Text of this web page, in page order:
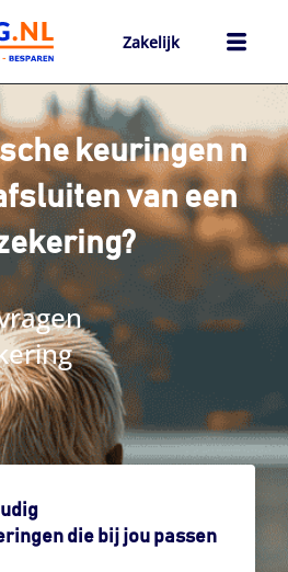
Zakelijk
keuringen n
van een
die bij jou passen